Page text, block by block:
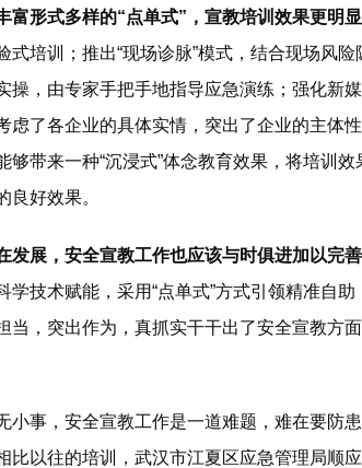
富形式多样的“点单式”，宣教培训效果更明显
式培训；推出“现场诊脉”模式，结合现场风
操，由专家手把手地指导应急演练；强化新
虑了各企业的具体实情，突出了企业的主体
够带来一种“沉浸式”体念教育效果，将培训
良好效果。
发展，安全宣教工作也应该与时俱进加以完善
学技术赋能，采用“点单式”方式引领精准自
当，突出作为，真抓实干干出了安全宣教方
小事，安全宣教工作是一道难题，难在要防
比以往的培训，武汉市江夏区应急管理局顺